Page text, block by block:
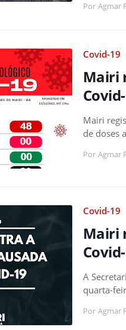
Por Agmar
Covid-19
Mairi
Mairi
de doses
Por Agmar
Covid-19
Mairi
A
quarta-
Por Agmar